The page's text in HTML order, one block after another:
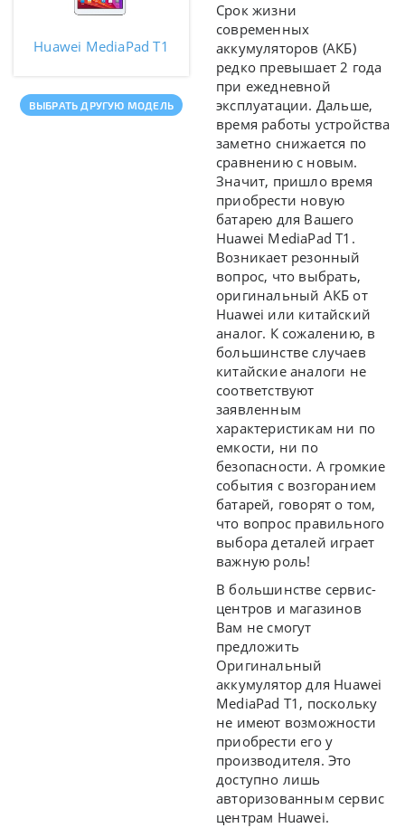
Huawei MediaPad T1
ВЫБРАТЬ ДРУГУЮ МОДЕЛЬ
Срок жизни
современных
аккумуляторов (АКБ)
редко превышает 2 года
при ежедневной
эксплуатации. Дальше,
время работы устройства
заметно снижается по
сравнению с новым.
Значит, пришло время
приобрести новую
батарею для Вашего
Huawei MediaPad T1.
Возникает резонный
вопрос, что выбрать,
оригинальный АКБ от
Huawei или китайский
аналог. К сожалению, в
большинстве случаев
китайские аналоги не
соответствуют
заявленным
характеристикам ни по
емкости, ни по
безопасности. А громкие
события с возгоранием
батарей, говорят о том,
что вопрос правильного
выбора деталей играет
важную роль!
В большинстве сервис-
центров и магазинов
Вам не смогут
предложить
Оригинальный
аккумулятор для Huawei
MediaPad T1, поскольку
не имеют возможности
приобрести его у
производителя. Это
доступно лишь
авторизованным сервис
центрам Huawei.